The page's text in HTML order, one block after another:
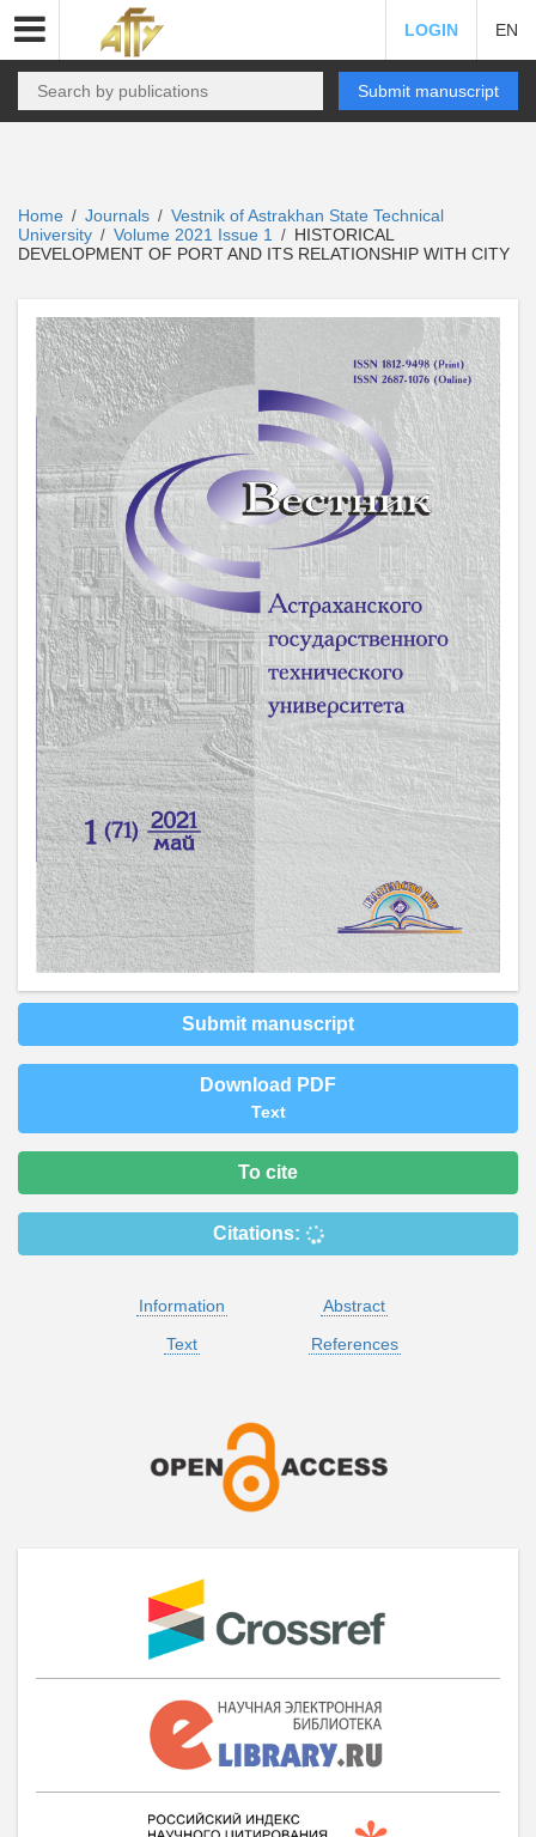
LOGIN EN
Submit manuscript
Home / Journals / Vestnik of Astrakhan State Technical
University / Volume 2021 Issue 1 / HISTORICAL
DEVELOPMENT OF PORT AND ITS RELATIONSHIP WITH CITY
Submit manuscript
Download PDF
Text
To cite
Citations:
Information
Abstract
Text
References